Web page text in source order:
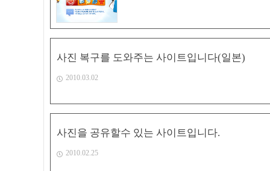
사진 복구를 도와주는 사이트입니다(일본)
2010.03.02
사진을 공유할수 있는 사이트입니다.
2010.02.25